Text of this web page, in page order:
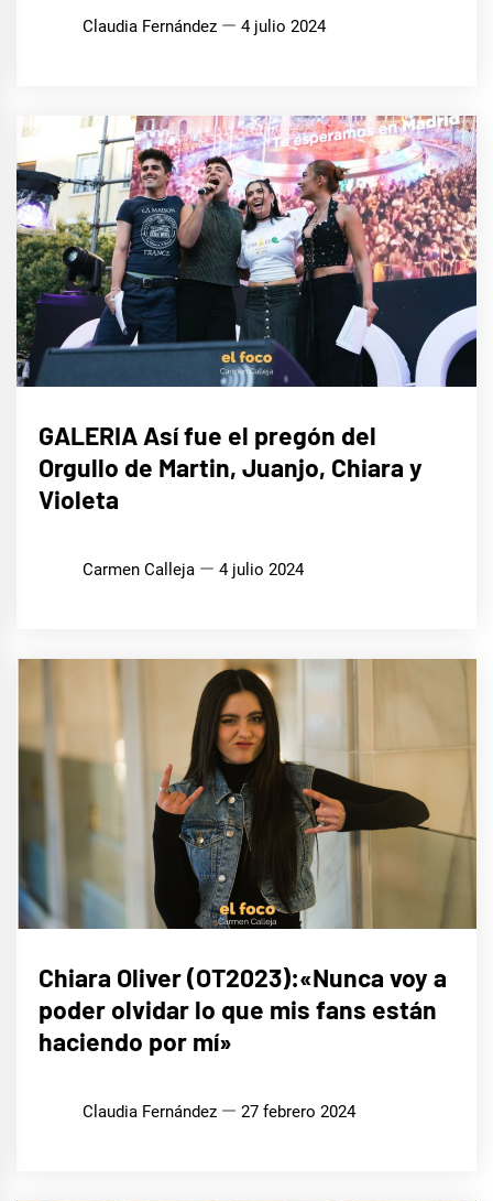
Claudia Fernández 4 julio 2024
GALERIA Así fue el pregón del
Orgullo de Martin, Juanjo, Chiara y
Violeta
Carmen Calleja 4 julio 2024
MÚSICA
Chiara Oliver (OT2023):«Nunca voy a
poder olvidar lo que mis fans están
haciendo por mí»
Claudia Fernández 27 febrero 2024